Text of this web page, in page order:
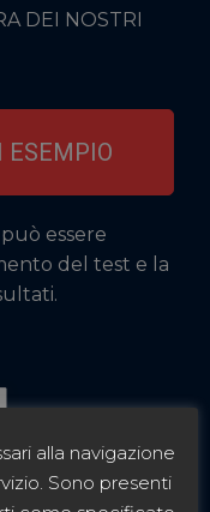
DEI NOSTRI
ESEMPIO
essere
del test e la
alla navigazione
Sono presenti